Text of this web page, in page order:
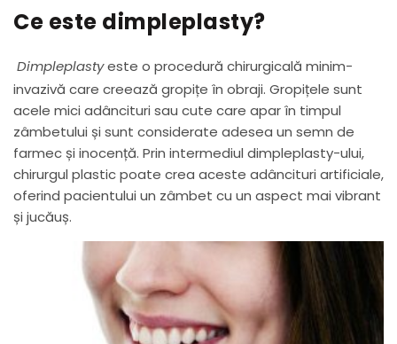
Ce este dimpleplasty?
Dimpleplastyeste o procedură chirurgicală minim-
invazivă care creează gropițe în obraji. Gropițele sunt
acele mici adâncituri sau cute care apar în timpul
zâmbetului și sunt considerate adesea un semn de
farmec și inocență. Prin intermediul dimpleplasty-ului,
chirurgul plastic poate crea aceste adâncituri artificiale,
oferind pacientului un zâmbet cu un aspect mai vibrant
și jucăuș.